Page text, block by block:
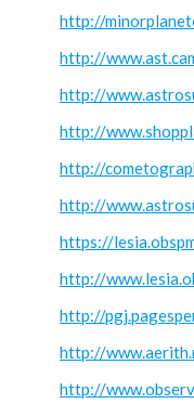
http://
http://
http://
http://
http://
http://
https://
http://
http://
http://
http://